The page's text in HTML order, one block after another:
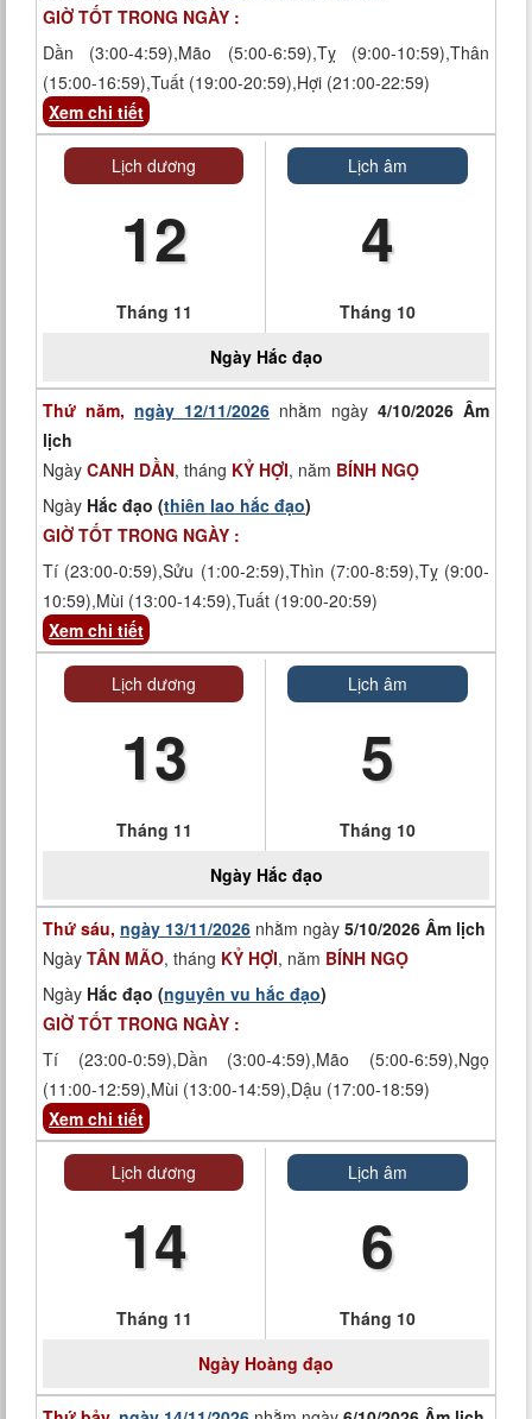
GIỜ TỐT TRONG NGÀY :
Dần (3:00-4:59),Mão (5:00-6:59),Tỵ (9:00-10:59),Thân
(15:00-16:59),Tuất (19:00-20:59),Hợi (21:00-22:59)
Xem chi tiết
Lịch dương
12
Tháng 11
Lịch âm
4
Tháng 10
Ngày Hắc đạo
Thứ năm, ngày 12/11/2026 nhằm ngày 4/10/2026 Âm
lịch
Ngày CANH DẦN, tháng KỶ HỢI, năm BÍNH NGỌ
Ngày Hắc đạo (thiên lao hắc đạo)
GIỜ TỐT TRONG NGÀY :
Tí (23:00-0:59),Sửu (1:00-2:59),Thìn (7:00-8:59),Tỵ (9:00-
10:59),Mùi (13:00-14:59),Tuất (19:00-20:59)
Xem chi tiết
Lịch dương
13
Tháng 11
Lịch âm
5
Tháng 10
Ngày Hắc đạo
Thứ sáu, ngày 13/11/2026 nhằm ngày 5/10/2026 Âm lịch
Ngày TÂN MÃO, tháng KỶ HỢI, năm BÍNH NGỌ
Ngày Hắc đạo (nguyên vu hắc đạo)
GIỜ TỐT TRONG NGÀY :
Tí (23:00-0:59),Dần (3:00-4:59),Mão (5:00-6:59),Ngọ
(11:00-12:59),Mùi (13:00-14:59),Dậu (17:00-18:59)
Xem chi tiết
Lịch dương
14
Tháng 11
Lịch âm
6
Tháng 10
Ngày Hoàng đạo